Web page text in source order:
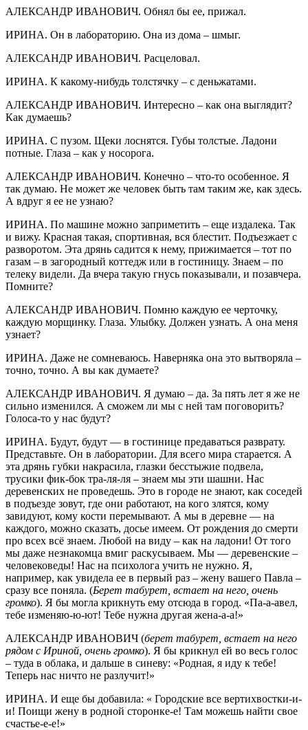
АЛЕКСАНДР ИВАНОВИЧ. Обнял бы ее, прижал.
ИРИНА. Он в лабораторию. Она из дома – шмыг.
АЛЕКСАНДР ИВАНОВИЧ. Расцеловал.
ИРИНА. К какому-нибудь толстячку – с деньжатами.
АЛЕКСАНДР ИВАНОВИЧ. Интересно – как она выглядит?
Как думаешь?
ИРИНА. С пузом. Щеки лоснятся. Губы толстые. Ладони
потные. Глаза – как у носорога.
АЛЕКСАНДР ИВАНОВИЧ. Конечно – что-то особенное. Я
так думаю. Не может же человек быть там таким же, как здесь.
А вдруг я ее не узнаю?
ИРИНА. По машине можно заприметить – еще издалека. Так
и вижу. Красная такая, спортивная, вся блестит. Подъезжает с
разворотом. Эта дрянь садится к нему, прижимается – тот по
газам – в загородный коттедж или в гостиницу. Знаем – по
телеку видели. Да вчера такую гнусь показывали, и позавчера.
Помните?
АЛЕКСАНДР ИВАНОВИЧ. Помню каждую ее черточку,
каждую морщинку. Глаза. Улыбку. Должен узнать. А она меня
узнает?
ИРИНА. Даже не сомневаюсь. Наверняка она это вытворяла –
точно, точно. А вы как думаете?
АЛЕКСАНДР ИВАНОВИЧ. Я думаю – да. За пять лет я же не
сильно изменился. А сможем ли мы с ней там поговорить?
Голоса-то у нас будут?
ИРИНА. Будут, будут — в гостинице предаваться разврату.
Представьте. Он в лаборатории. Для всего мира старается. А
эта дрянь губки накрасила, глазки бесстыжие подвела,
трусики фик-бок тра-ля-ля – знаем мы эти шашни. Нас
деревенских не проведешь. Это в городе не знают, как соседей
в подъезде зовут, где они работают, на кого злятся, кому
завидуют, кому кости перемывают. А мы в деревне — на
каждого, можно сказать, досье имеем. От рождения до смерти
про всех всё знаем. Любой на виду – как на ладони! От того
мы даже незнакомца вмиг раскусываем. Мы — деревенские –
человековеды! Нас на психолога учить не нужно. Я,
например, как увидела ее в первый раз – жену вашего Павла –
сразу все поняла. (Берет табурет, встает на него, очень
громко). Я бы могла крикнуть ему отсюда в город. «Па-а-авел,
тебе изменяю-ю-ют! Тебе нужна другая жена-а-а!»
АЛЕКСАНДР ИВАНОВИЧ (берет табурет, встает на него
рядом с Ириной, очень громко). Я бы крикнул ей во весь голос
– туда в облака, и дальше в синеву: «Родная, я иду к тебе!
Теперь нас ничто не разлучит!»
ИРИНА. И еще бы добавила: « Городские все вертихвостки-и-
и! Поищи жену в родной сторонке-е! Там можешь найти свое
счастье-е-е!»